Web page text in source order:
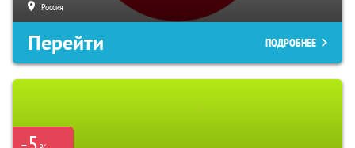
Россия
Перейти ПОДРОБНЕЕ